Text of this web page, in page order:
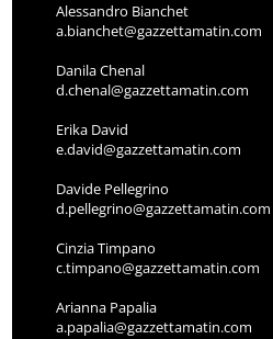
Alessandro Bianchet
a.bianchet@gazzettamatin.com
Danila Chenal
d.chenal@gazzettamatin.com
Erika David
e.david@gazzettamatin.com
Davide Pellegrino
d.pellegrino@gazzettamatin.com
Cinzia Timpano
c.timpano@gazzettamatin.com
Arianna Papalia
a.papalia@gazzettamatin.com